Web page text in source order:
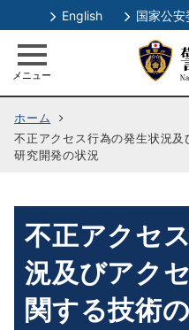
English 国家公安
メニュー
ホーム
不正アクセス行為の発生状況
研究開発の状況
不正アクセ
況及びアク
関する技術